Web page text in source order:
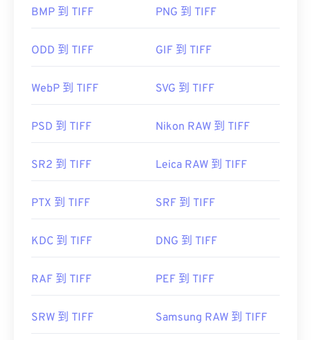
大多數網頁瀏覽器，如 Chrome 和 Firefox，都能直
擴充程序，但當你點擊線上 PDF 連結時，能夠自動
能，我強烈推薦
SumatraPDF或MuPDF
開發者： ISO
實用連結：
Photo Viewer
和 macOS 系統的Apple Preview
其他替代程序包括 ColorStrokes、GNU 影像處理程
sdid=KKQIN&mv=search&kw=photoshop&
target="_blank">Photoshop，以及ACDSee
Adobe公司
實用連結：
https://www.adobe.com/creativecloud/file-
types/image/raster/tiff-file.html
BMP 到 TIFF PNG 到 TIFF
ODD 到 TIFF GIF 到 TIFF
WebP 到 TIFF SVG 到 TIFF
PSD 到 TIFF Nikon RAW 到 TIFF
SR2 到 TIFF Leica RAW 到 TIFF
PTX 到 TIFF SRF 到 TIFF
KDC 到 TIFF DNG 到 TIFF
RAF 到 TIFF PEF 到 TIFF
SRW 到 TIFF Samsung RAW 到 TIFF